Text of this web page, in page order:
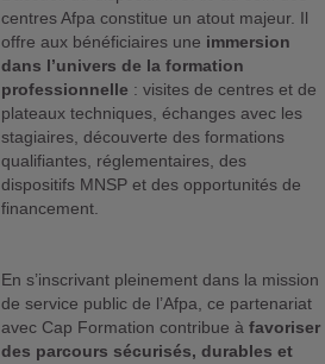
centres Afpa constitue un atout majeur. Il
offre aux bénéficiaires une immersion
dans l’univers de la formation
professionnelle : visites de centres et de
plateaux techniques, échanges avec les
stagiaires, découverte des formations
qualifiantes, réglementaires, des
dispositifs MNSP et des opportunités de
financement.
En s’inscrivant pleinement dans la mission
de service public de l’Afpa, ce partenariat
avec Cap Formation contribue àfavoriser
des parcours sécurisés, durables et